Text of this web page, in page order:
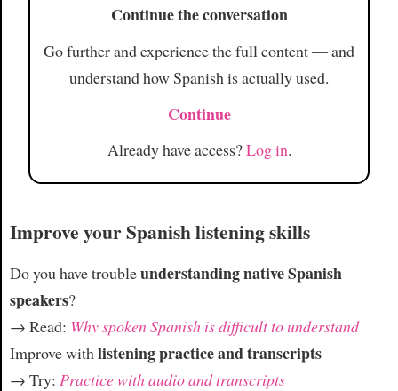
Continue the conversation
Go further and experience the full content — and
understand how Spanish is actually used.
Continue
Already have access?Log in.
Improve your Spanish listening skills
Do you have troubleunderstanding native Spanish
speakers?
→ Read: Why spoken Spanish is difficult to understand
Improve with listening practice and transcripts
→ Try: Practice with audio and transcripts